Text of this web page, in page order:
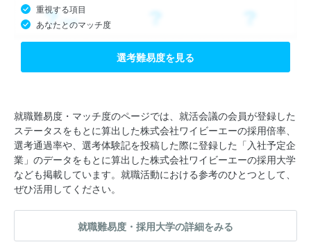
重視する項目
あなたとのマッチ度
選考難易度を見る
就職難易度・マッチ度のページでは、就活会議の会員が登録した
ステータスをもとに算出した株式会社ワイビーエーの採用倍率、
選考通過率や、選考体験記を投稿した際に登録した「入社予定企
業」のデータをもとに算出した株式会社ワイビーエーの採用大学
なども掲載しています。就職活動における参考のひとつとして、
ぜひ活用してください。
就職難易度・採用大学の詳細をみる